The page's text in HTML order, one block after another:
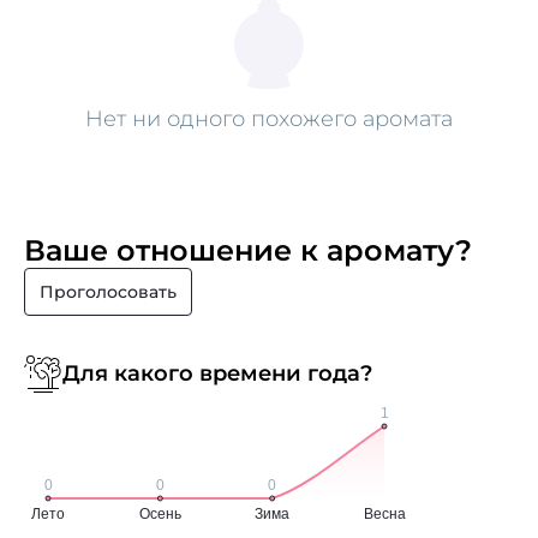
Нет ни одного похожего аромата
Ваше отношение к аромату?
Проголосовать
Для какого времени года?